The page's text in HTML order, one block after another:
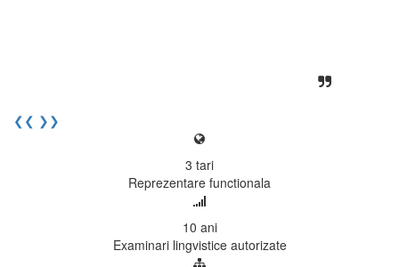
❮❮ ❯❯
3 tari
Reprezentare functionala
10 ani
Examinari lingvistice autorizate